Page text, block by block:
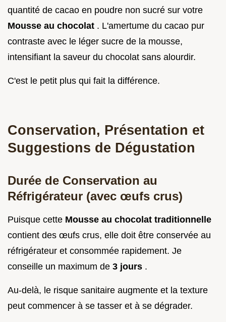
quantité de cacao en poudre non sucré sur votre
Mousse au chocolat . L'amertume du cacao pur
contraste avec le léger sucre de la mousse,
intensifiant la saveur du chocolat sans alourdir.
C'est le petit plus qui fait la différence.
Conservation, Présentation et
Suggestions de Dégustation
Durée de Conservation au
Réfrigérateur (avec œufs crus)
Puisque cette Mousse au chocolat traditionnelle
contient des œufs crus, elle doit être conservée au
réfrigérateur et consommée rapidement. Je
conseille un maximum de 3 jours .
Au-delà, le risque sanitaire augmente et la texture
peut commencer à se tasser et à se dégrader.